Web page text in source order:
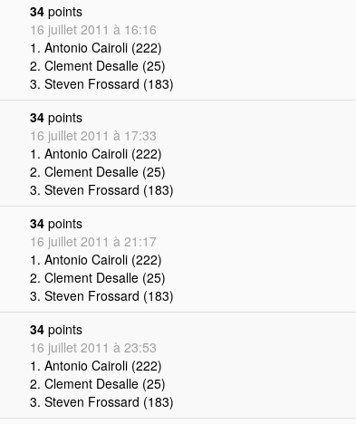
34 points
16 juillet 2011 à 16:16
1. Antonio Cairoli (222)
2. Clement Desalle (25)
3. Steven Frossard (183)
34 points
16 juillet 2011 à 17:33
1. Antonio Cairoli (222)
2. Clement Desalle (25)
3. Steven Frossard (183)
34 points
16 juillet 2011 à 21:17
1. Antonio Cairoli (222)
2. Clement Desalle (25)
3. Steven Frossard (183)
34 points
16 juillet 2011 à 23:53
1. Antonio Cairoli (222)
2. Clement Desalle (25)
3. Steven Frossard (183)